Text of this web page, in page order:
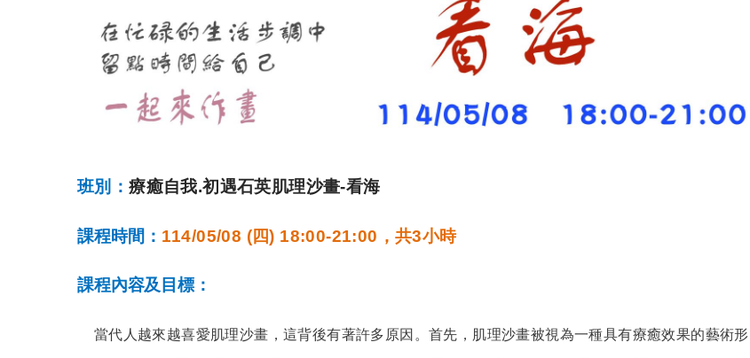
班別：療癒自我.初遇石英肌理沙畫-看海
課程時間： 114/05/08 (四) 18:00-21:00，共3小時
課程內容及目標：
當代人越來越喜愛肌理沙畫，這背後有著許多原因。首先，肌理沙畫被視為一種具有療癒效果的藝術形